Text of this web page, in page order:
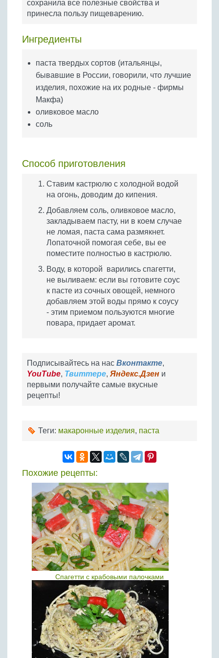
Бобовые
Яйца
сохранила все полезные свойства и
принесла пользу пищеварению.
Ингредиенты
паста твердых сортов (итальянцы,
бывавшие в России, говорили, что лучшие
изделия, похожие на их родные - фирмы
Макфа)
оливковое масло
соль
Способ приготовления
Ставим кастрюлю с холодной водой
на огонь, доводим до кипения.
Добавляем соль, оливковое масло,
закладываем пасту, ни в коем случае
не ломая, паста сама размякнет.
Лопаточной помогая себе, вы ее
поместите полностью в кастрюлю.
Воду, в которой варились спагетти,
не выливаем: если вы готовите соус
к пасте из сочных овощей, немного
добавляем этой воды прямо к соусу
- этим приемом пользуются многие
повара, придает аромат.
Подписывайтесь на нас Вконтакте,
YouTube, Твиттере, Яндекс.Дзен и
первыми получайте самые вкусные
рецепты!
Теги: макаронные изделия, паста
Похожие рецепты:
Спагетти с крабовыми палочками